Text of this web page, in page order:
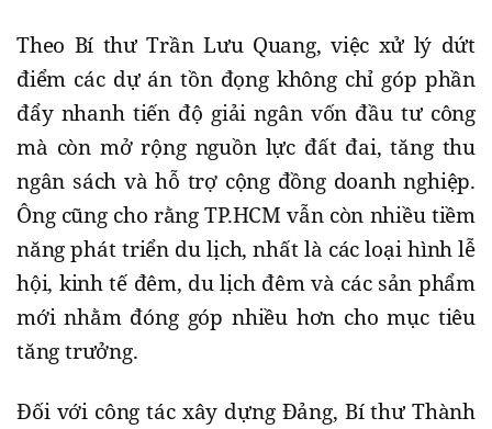
Theo Bí thư Trần Lưu Quang, việc xử lý dứt
điểm các dự án tồn đọng không chỉ góp phần
đẩy nhanh tiến độ giải ngân vốn đầu tư công
mà còn mở rộng nguồn lực đất đai, tăng thu
ngân sách và hỗ trợ cộng đồng doanh nghiệp.
Ông cũng cho rằng TP.HCM vẫn còn nhiều tiềm
năng phát triển du lịch, nhất là các loại hình lễ
hội, kinh tế đêm, du lịch đêm và các sản phẩm
mới nhằm đóng góp nhiều hơn cho mục tiêu
tăng trưởng.
Đối với công tác xây dựng Đảng, Bí thư Thành